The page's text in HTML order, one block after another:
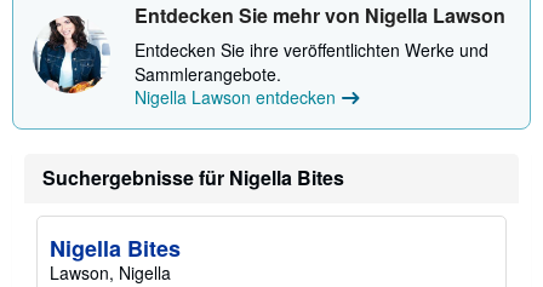
Entdecken Sie mehr von Nigella Lawson
Entdecken Sie ihre veröffentlichten Werke und
Sammlerangebote.
Nigella Lawson entdecken
Suchergebnisse für Nigella Bites
Nigella Bites
Lawson, Nigella